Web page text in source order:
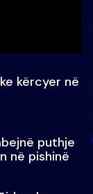
kërcyer në
puthje
në pishinë